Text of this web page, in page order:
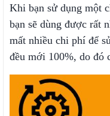
Khi bạn sử dụng một
bạn sẽ dùng được rất
mất nhiều chi phí để
đều mới 100%, do đó